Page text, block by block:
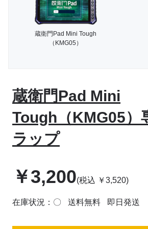
蔵衛門Pad Mini Tough
（KMG05）
蔵衛門Pad Mini
Tough（KMG05）
ラップ
￥3,200(税込 ￥3,520)
在庫状況：〇 送料無料 即日発送